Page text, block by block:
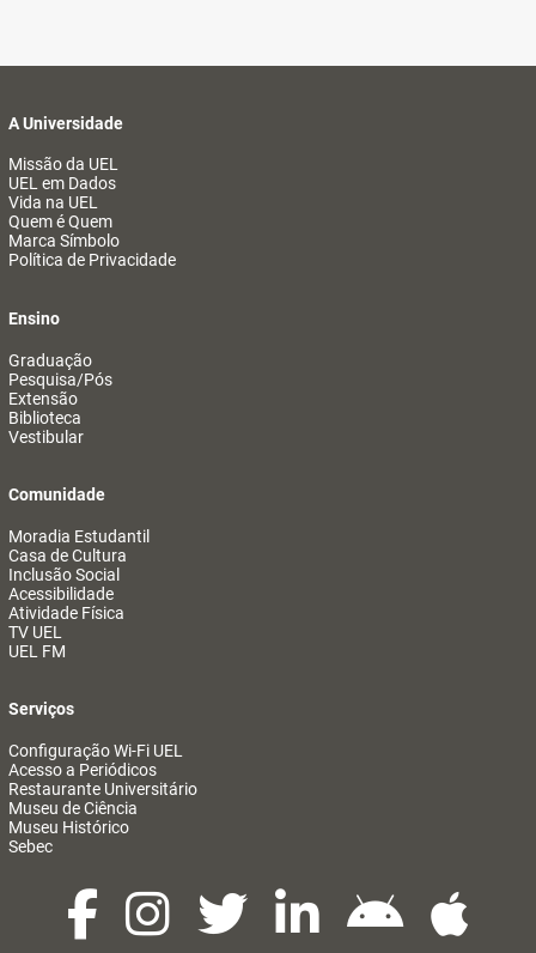
A Universidade
Missão da UEL
UEL em Dados
Vida na UEL
Quem é Quem
Marca Símbolo
Política de Privacidade
Ensino
Graduação
Pesquisa/Pós
Extensão
Biblioteca
Vestibular
Comunidade
Moradia Estudantil
Casa de Cultura
Inclusão Social
Acessibilidade
Atividade Física
TV UEL
UEL FM
Serviços
Configuração Wi-Fi UEL
Acesso a Periódicos
Restaurante Universitário
Museu de Ciência
Museu Histórico
Sebec